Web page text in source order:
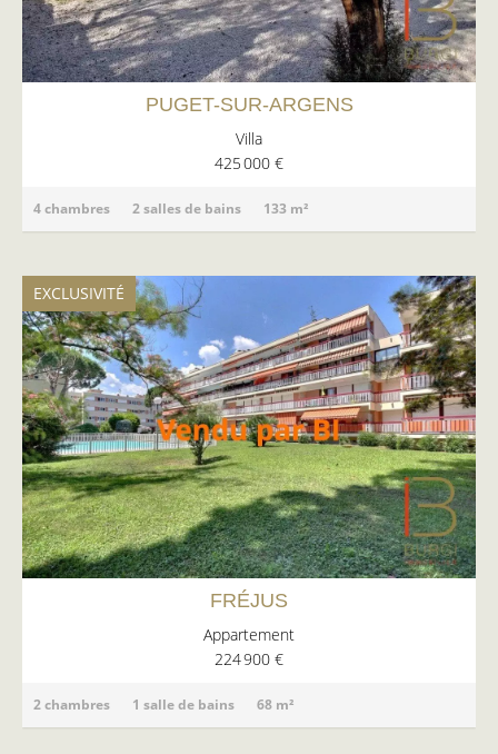
PUGET-SUR-ARGENS
Villa
425 000 €
4 chambres 2 salles de bains 133 m²
FRÉJUS
Appartement
224 900 €
2 chambres 1 salle de bains 68 m²
EXCLUSIVITÉ